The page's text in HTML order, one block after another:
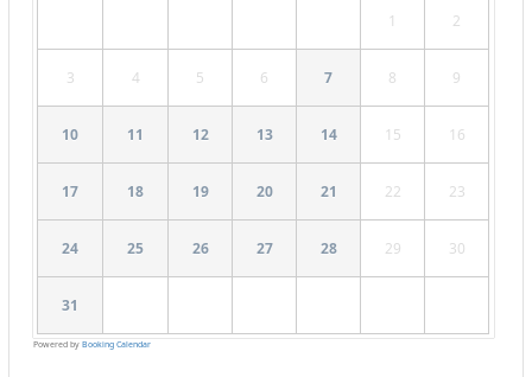
1 2
3 4 5 6 7 8 9
10 11 12 13 14 15 16
17 18 19 20 21 22 23
24 25 26 27 28 29 30
31
Powered byBooking Calendar